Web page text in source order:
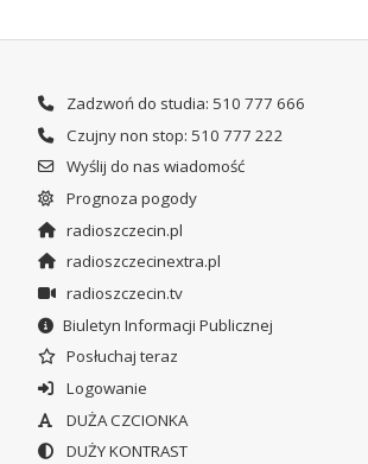
Zadzwoń do studia: 510 777 666
Czujny non stop: 510 777 222
Wyślij do nas wiadomość
Prognoza pogody
radioszczecin.pl
radioszczecinextra.pl
radioszczecin.tv
Biuletyn Informacji Publicznej
Posłuchaj teraz
Logowanie
DUŻA CZCIONKA
DUŻY KONTRAST